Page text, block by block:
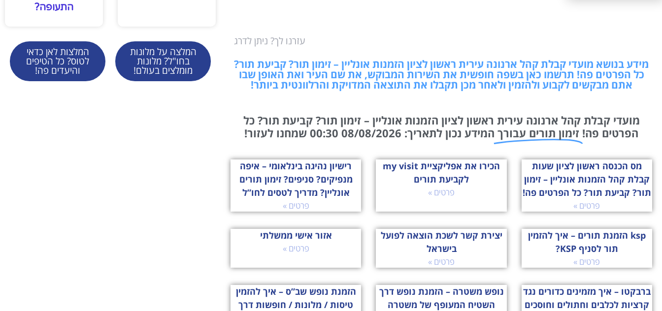
עזרנו לך? ניתן לדרג
מידע בנושא מועדי קבלת קהל ארנונה עירית ראשון לציון הזמנות אונליין – זימון תור? קביעת תור?
כל הפרטים פה! תרשמו כאן בשפה חופשית את השירות המבוקש, את שם העיר ואת האופן שבו
אתם מבקשים לקבוע ולהזמין ולאחר מכן תקבלו את התוצאה המדויקת והרלוונטית ביותר!
מועדי קבלת קהל ארנונה עירית ראשון לציון הזמנות אונליין – זימון תור? קביעת תור? כל
הפרטים פה! זימון תורים עבורך המידע נכון לתאריך: 08/08/2026 00:30 שמחנו לעזור!
מס הכנסה ראשון לציון שעות
קבלת קהל הזמנות אונליין – זימון
תור? קביעת תור? כל הפרטים פה!
פרטים »
הכירו את אפליקציית my visit
לקביעת תורים
פרטים »
רישיון נהיגה בינלאומי – איפה
מנפיקים? סניפים? זימון תורים
אונליין? מדריך לטסים לחו”ל
פרטים »
ksp הזמנת תורים – איך להזמין
תור לסניף KSP?
פרטים »
יצירת קשר לשכת הוצאה לפועל
בישראל
פרטים »
אזור אישי ממשלתי
פרטים »
ברבקטו – איך מזמינים כדורים נגד
קרציות לכלבים וחתולים וחוסכים
נופש משטרה – הזמנת נופש דרך
השטיח המעופף של משטרה
הזמנת נופש שב”ס – איך להזמין
טיסות / מלונות / חופשות דרך
התעופה?
המלצה על מלונות
בחו"ל? מלונות
מומלצים בעולם!
המלצות לאן כדאי
לטוס? כל הטיפים
והיעדים פה!